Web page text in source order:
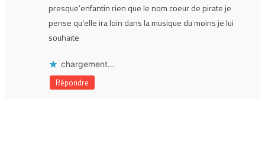
presque’enfantin rien que le nom coeur de pirate je
pense qu’elle ira loin dans la musique du moins je lui
souhaite
chargement…
Répondre